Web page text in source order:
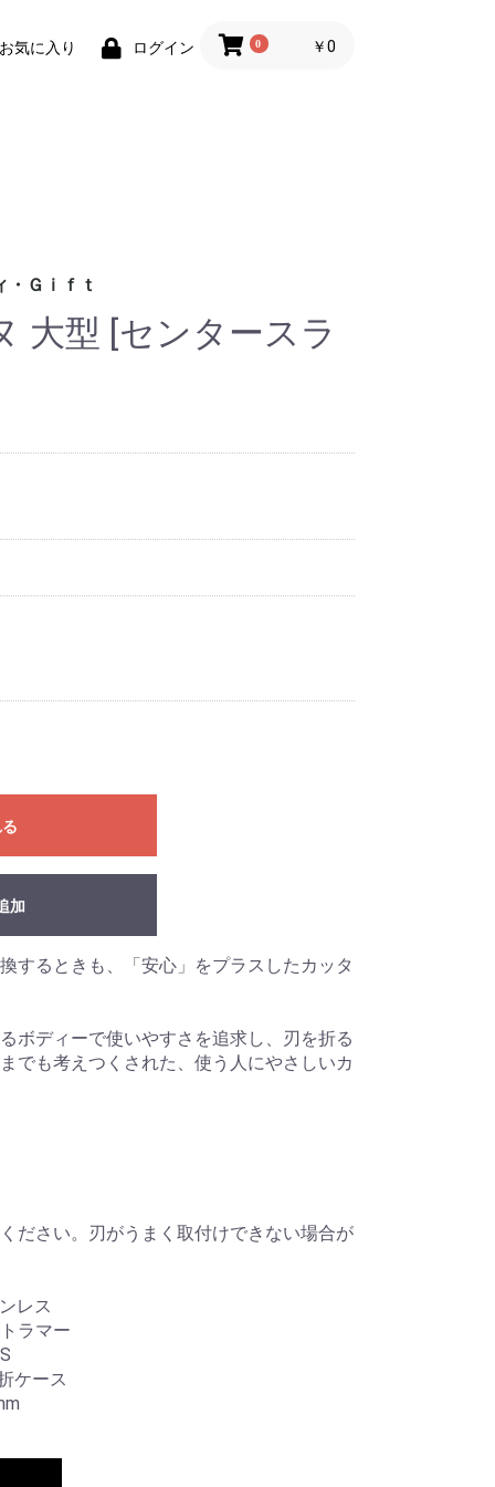
お気に入り ログイン 0 ￥0
・Ｇｉｆｔ
)グッズ
ン小物大型 [センタースラ
加
するときも、「安心」をプラスしたカッタ
ボディーで使いやすさを追求し、刃を折る
でも考えつくされた、使う人にやさしいカ
ださい。刃がうまく取付けできない場合が
レス
マー
ケース